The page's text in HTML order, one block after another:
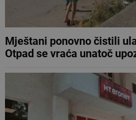
Mještani ponovno čistili
Otpad se vraća unatoč